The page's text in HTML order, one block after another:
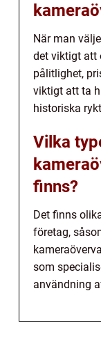
När man
det viktigt att
pålitlighet,
viktigt att ta
historiska
Vilka
finns?
Det finns
företag,
som
användning